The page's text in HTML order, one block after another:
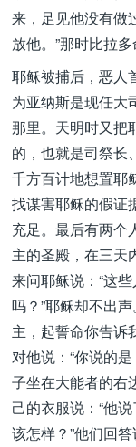
来，足见他没有做
放他。”那时比拉多
耶稣被捕后，恶人
为亚纳斯是现任大
那里。天明时又把
的，也就是司祭长
千方百计地想置耶
找谋害耶稣的假证
充足。最后有两个
主的圣殿，在三天
来问耶稣说：“这
吗？”耶稣却不出
主，起誓命你告诉
对他说：“你说的
子坐在大能者的右
己的衣服说：“他
该怎样？”他们回